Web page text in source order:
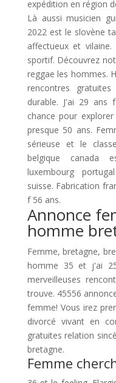
expédition en région
Là aussi musicien
2022 est le slovène
affectueux et
sportif. Découvrez
reggae les hommes.
rencontres
durable. J'ai 29
chance pour
presque 50 ans.
sérieuse et le
belgique canada
luxembourg
suisse. Fabrication
f 56 ans.
Annonce
homme
Femme, bretagne,
homme 35 et j'ai
merveilleuses
trouve. 45556
femme! Vous irez
divorcé vivant en
gratuites relation
bretagne.
Femme